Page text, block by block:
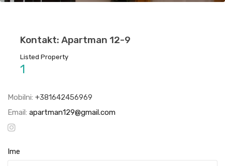
Kontakt: Apartman 12-9
Listed Property
1
Mobilni: +381642456969
Email: apartman129@gmail.com
Ime